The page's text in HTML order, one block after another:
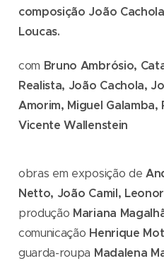
composição João
Loucas.
com Bruno Ambrósio,
Realista, João Cachola,
Amorim, Miguel
Vicente Wallenstein
obras em exposição de
Netto, João Camil,
produção Mariana
comunicação Henrique
guarda-roupa Madalena